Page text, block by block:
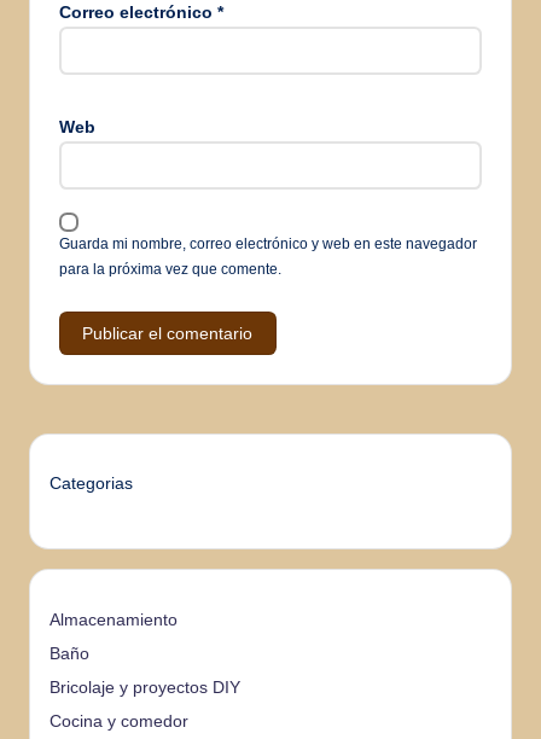
Correo electrónico *
Web
Guarda mi nombre, correo electrónico y web en este navegador
para la próxima vez que comente.
Categorias
Almacenamiento
Baño
Bricolaje y proyectos DIY
Cocina y comedor